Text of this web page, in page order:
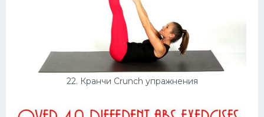
22. Кранчи Crunch упражнения